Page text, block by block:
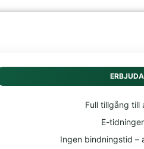
Full tillgång till
E-
Ingen bindningstid –